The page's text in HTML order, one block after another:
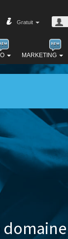
MARKETING
Gratuit